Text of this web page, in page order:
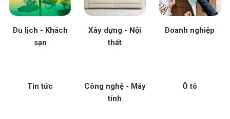
Du lịch - Khách
sạn
Xây dựng - Nội
thất
Doanh nghiệp
Tin tức
Công nghệ - Máy
tính
Ô tô